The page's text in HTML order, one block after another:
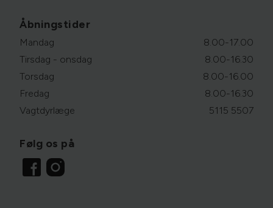
Åbningstider
Mandag
8.00-17.00
Tirsdag - onsdag
8.00-16.30
Torsdag
8.00-16.00
Fredag
8.00-16.30
Vagtdyrlæge
5115 5507
Følg os på